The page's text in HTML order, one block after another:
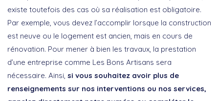
existe toutefois des cas où sa réalisation est obligatoire.
Par exemple, vous devez l’accomplir lorsque la construction
est neuve ou le logement est ancien, mais en cours de
rénovation. Pour mener à bien les travaux, la prestation
d’une entreprise comme Les Bons Artisans sera
nécessaire. Ainsi, si vous souhaitez avoir plus de
renseignements sur nos interventions ou nos services,